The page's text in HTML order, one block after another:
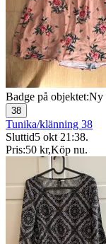
Badge på objektet:Ny
38
Tunika/klänning 38
Sluttid5 okt 21:38.
Pris:50 kr,Köp nu.